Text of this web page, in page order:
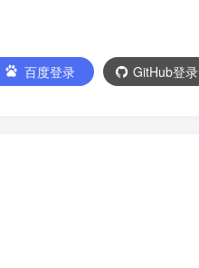
百度登录 GitHub登录